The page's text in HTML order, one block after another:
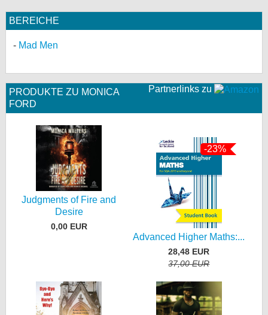
BEREICHE
Mad Men
Partnerlinks zu
PRODUKTE ZU MONICA
FORD
Judgments of Fire and
Desire
0,00 EUR
-23%
Advanced Higher Maths:...
28,48 EUR
37,00 EUR